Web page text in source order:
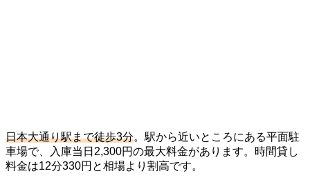
日本大通り駅まで徒歩3分。駅から近いところにある平面駐
車場で、入庫当日2,300円の最大料金があります。時間貸し
料金は12分330円と相場より割高です。